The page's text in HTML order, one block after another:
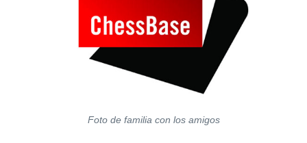
Foto de familia con los amigos